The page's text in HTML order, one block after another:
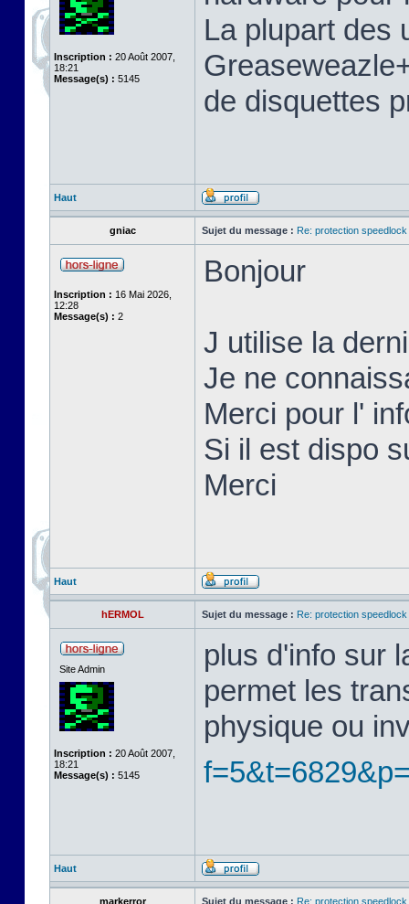
Inscription : 20 Août 2007,
18:21
Message(s) : 5145
La plupart des
de disquettes
Haut
gniac Sujet du message : Re: protection
Inscription : 16 Mai 2026,
12:28
Message(s) : 2
Bonjour
J utilise la
Je ne
Merci pour l'
Si il est dispo
Merci
Haut
hERMOL Sujet du message : Re: protection
Site Admin
Inscription : 20 Août 2007,
18:21
Message(s) : 5145
plus d'info sur
permet les
physique ou
Haut
markerror Sujet du message : Re: protection